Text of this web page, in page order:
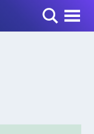
Toggle Menu